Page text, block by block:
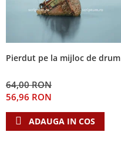
Pierdut pe la mijloc de drum
64,00 RON
56,96 RON
ADAUGA IN COS